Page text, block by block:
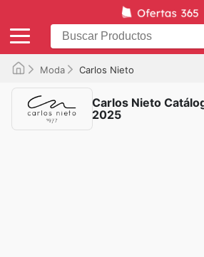
Moda Carlos Nieto
Carlos Nieto
2025